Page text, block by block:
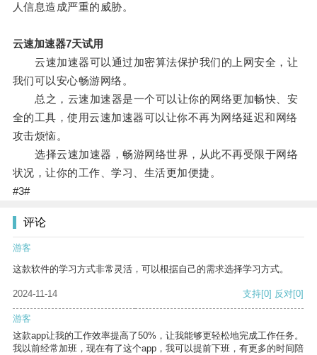
人信息造成严重的威胁。
云速加速器7天试用
云速加速器可以通过加密算法保护我们的上网安全，让
我们可以安心畅游网络。
总之，云速加速器是一个可以让你的网络更加畅快、安
全的工具，使用云速加速器可以让你不再为网络延迟和网络
攻击烦恼。
选择云速加速器，畅游网络世界，从此不再受限于网络
状况，让你的工作、学习、生活更加便捷。
#3#
评论
游客
这款软件的学习方式非常灵活，可以根据自己的需求选择学习方式。
2024-11-14 支持[0] 反对[0]
游客
这款app让我的工作效率提高了50%，让我能够更轻松地完成工作任务。
我以前经常加班，现在有了这个app，我可以提前下班，有更多的时间陪